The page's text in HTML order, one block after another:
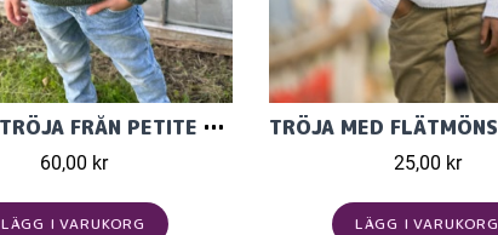
ANKERS TRÖJA FRÅN PETITE KNIT BARN
60,00 kr
LÄGG I VARUKORG
25,00 kr
LÄGG I VARUKORG